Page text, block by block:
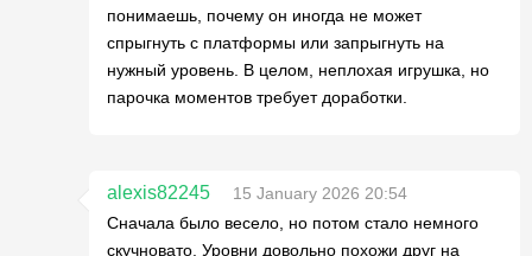
понимаешь, почему он иногда не может
спрыгнуть с платформы или запрыгнуть на
нужный уровень. В целом, неплохая игрушка, но
парочка моментов требует доработки.
alexis82245
15 January 2026 20:54
Сначала было весело, но потом стало немного
скучновато. Уровни довольно похожи друг на